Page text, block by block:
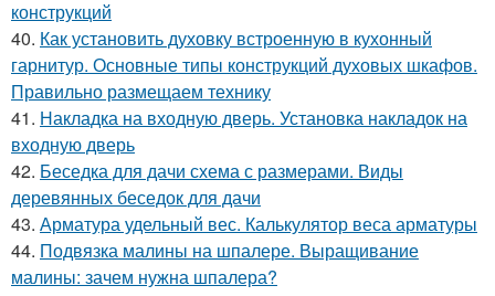
конструкций
40. Как установить духовку встроенную в кухонный
гарнитур. Основные типы конструкций духовых шкафов.
Правильно размещаем технику
41. Накладка на входную дверь. Установка накладок на
входную дверь
42. Беседка для дачи схема с размерами. Виды
деревянных беседок для дачи
43. Арматура удельный вес. Калькулятор веса арматуры
44. Подвязка малины на шпалере. Выращивание
малины: зачем нужна шпалера?